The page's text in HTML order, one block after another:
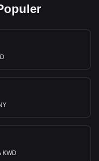
1 ARB sama dengan د.ك0.02406 KWD